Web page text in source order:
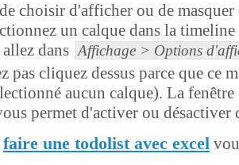
choisir d'afficher ou de masquer
un calque dans la
dans Affichage > Options
pas cliquez dessus parce que ce
aucun calque). La fenêtre
permet d'activer ou désactiver
faire une todolist avec excel